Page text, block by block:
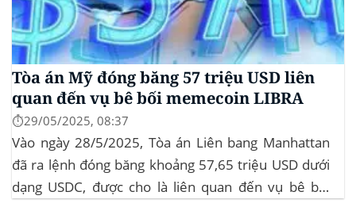
Tòa án Mỹ đóng băng 57 triệu USD liên
quan đến vụ bê bối memecoin LIBRA
⏱️29/05/2025, 08:37
Vào ngày 28/5/2025, Tòa án Liên bang Manhattan
đã ra lệnh đóng băng khoảng 57,65 triệu USD dưới
dạng USDC, được cho là liên quan đến vụ bê bối